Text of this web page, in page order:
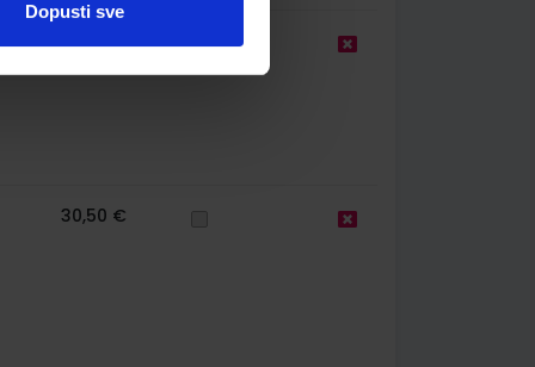
Dopusti sve
16,10 €
30,50 €